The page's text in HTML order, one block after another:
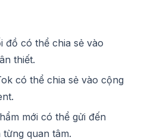
đồ có thể chia sẻ vào
thiết.
có thể chia sẻ vào cộng
mới có thể gửi đến
quan tâm.